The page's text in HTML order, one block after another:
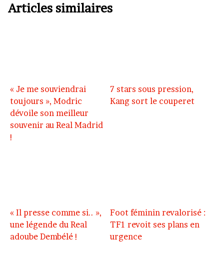
Articles similaires
« Je me souviendrai
toujours », Modric
dévoile son meilleur
souvenir au Real Madrid
!
7 stars sous pression,
Kang sort le couperet
« Il presse comme si.. »,
une légende du Real
adoube Dembélé !
Foot féminin revalorisé :
TF1 revoit ses plans en
urgence